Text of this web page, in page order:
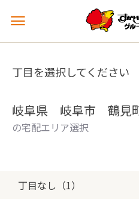
メ
ュ
を
丁目を選択してください
岐阜県 岐阜市 鶴見
の宅配エリア選択
丁目なし（1）